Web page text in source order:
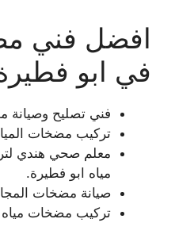
افضل فني
في ابو
فني تصليح وصيانة
تركيب مضخات
معلم صحي هندي
مياه ابو فطيرة.
صيانة مضخات
تركيب مضخات مياه